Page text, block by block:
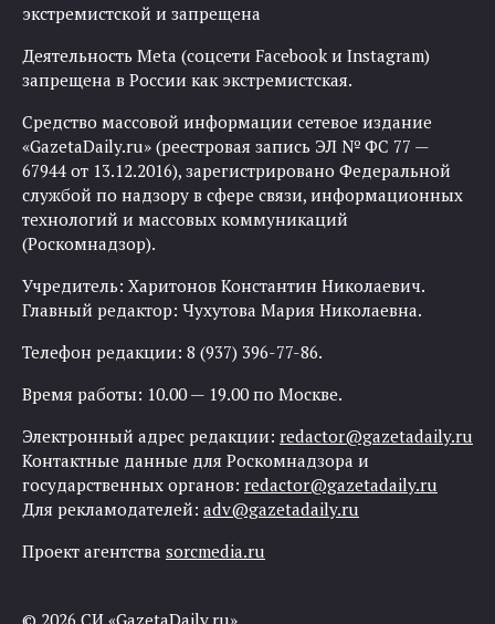
экстремистской и запрещена
Деятельность Meta (соцсети Facebook и Instagram)
запрещена в России как экстремистская.
Средство массовой информации сетевое издание
«GazetaDaily.ru» (реестровая запись ЭЛ № ФС 77 —
67944 от 13.12.2016), зарегистрировано Федеральной
службой по надзору в сфере связи, информационных
технологий и массовых коммуникаций
(Роскомнадзор).
Учредитель: Харитонов Константин Николаевич.
Главный редактор: Чухутова Мария Николаевна.
Телефон редакции: 8 (937) 396-77-86.
Время работы: 10.00 — 19.00 по Москве.
Электронный адрес редакции: redactor@gazetadaily.ru
Контактные данные для Роскомнадзора и
государственных органов: redactor@gazetadaily.ru
Для рекламодателей: adv@gazetadaily.ru
Проект агентства sorcmedia.ru